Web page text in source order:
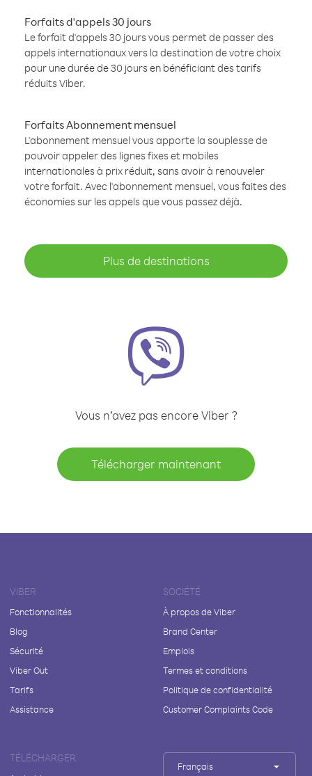
Forfaits d'appels 30 jours
Le forfait d'appels 30 jours vous permet de passer des
appels internationaux vers la destination de votre choix
pour une durée de 30 jours en bénéficiant des tarifs
réduits Viber.
Forfaits Abonnement mensuel
L'abonnement mensuel vous apporte la souplesse de
pouvoir appeler des lignes fixes et mobiles
internationales à prix réduit, sans avoir à renouveler
votre forfait. Avec l'abonnement mensuel, vous faites des
économies sur les appels que vous passez déjà.
Plus de destinations
Vous n’avez pas encore Viber ?
Télécharger maintenant
VIBER
Fonctionnalités
Blog
Sécurité
Viber Out
Tarifs
Assistance
SOCIÉTÉ
À propos de Viber
Brand Center
Emplois
Termes et conditions
Politique de confidentialité
Customer Complaints Code
TÉLÉCHARGER
Français